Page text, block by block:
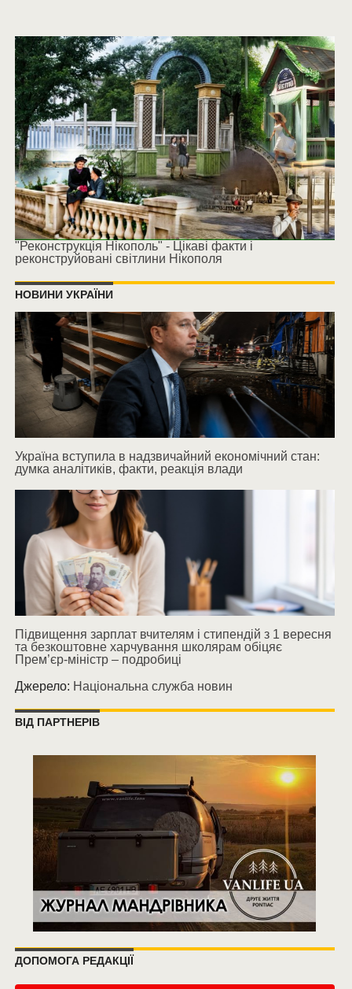
"Реконструкція Нікополь" - Цікаві факти і
реконструйовані світлини Нікополя
НОВИНИ УКРАЇНИ
Україна вступила в надзвичайний економічний стан:
думка аналітиків, факти, реакція влади
Підвищення зарплат вчителям і стипендій з 1 вересня
та безкоштовне харчування школярам обіцяє
Прем’єр-міністр – подробиці
Джерело: Національна служба новин
ВІД ПАРТНЕРІВ
ДОПОМОГА РЕДАКЦІЇ